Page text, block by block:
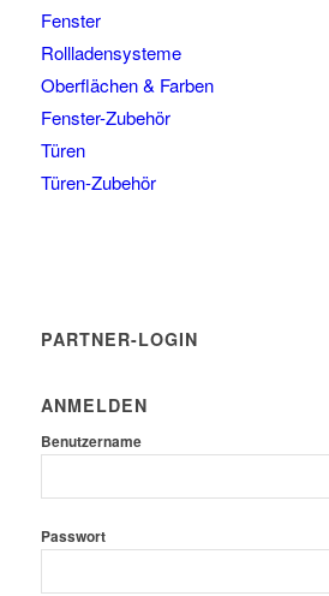
Fenster
Rollladensysteme
Oberflächen & Farben
Fenster-Zubehör
Türen
Türen-Zubehör
PARTNER-LOGIN
ANMELDEN
Benutzername
Passwort